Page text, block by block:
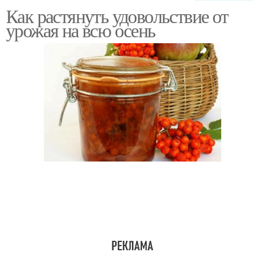
порядке
Как растянуть удовольствие от
урожая на всю осень